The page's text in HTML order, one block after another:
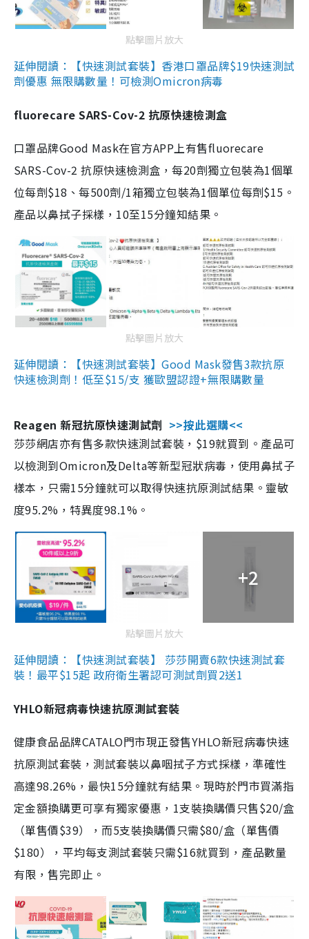
點擊圖片放大
延伸閱讀：【快速測試套裝】香港口罩品牌$19快速測試
劑優惠 無限購數量！可檢測Omicron病毒
fluorecare SARS-Cov-2 抗原快速檢測盒
口罩品牌Good Mask在官方APP上有售fluorecare
SARS-Cov-2 抗原快速檢測盒，每20劑獨立包裝為1個單
位每劑$18、每500劑/1箱獨立包裝為1個單位每劑$15。
產品以鼻拭子採樣，10至15分鐘知結果。
點擊圖片放大
延伸閱讀：【快速測試套裝】Good Mask發售3款抗原
快速檢測劑！低至$15/支 獲歐盟認證+無限購數量
Reagen 新冠抗原快速測試劑 >>按此選購<<
莎莎網店亦有售多款快速測試套裝，$19就買到。產品可
以檢測到Omicron及Delta等新型冠狀病毒，使用鼻拭子
樣本，只需15分鐘就可以取得快速抗原測試結果。靈敏
度95.2%，特異度98.1%。
+2
點擊圖片放大
延伸閱讀：【快速測試套裝】 莎莎開賣6款快速測試套
裝！最平$15起 政府衛生署認可測試劑買2送1
YHLO新冠病毒快速抗原測試套裝
健康食品品牌CATALO門市現正發售YHLO新冠病毒快速
抗原測試套裝，測試套裝以鼻咽拭子方式採樣，準確性
高達98.26%，最快15分鐘就有結果。現時於門市買滿指
定金額換購更可享有獨家優惠，1支裝換購價只售$20/盒
（單售價$39），而5支裝換購價只需$80/盒（單售價
$180），平均每支測試套裝只需$16就買到，產品數量
有限，售完即止。